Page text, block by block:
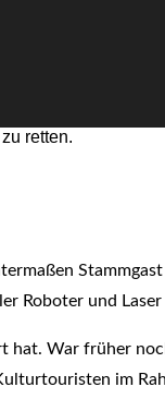
retten.
Roboter und
hat. War früher
im